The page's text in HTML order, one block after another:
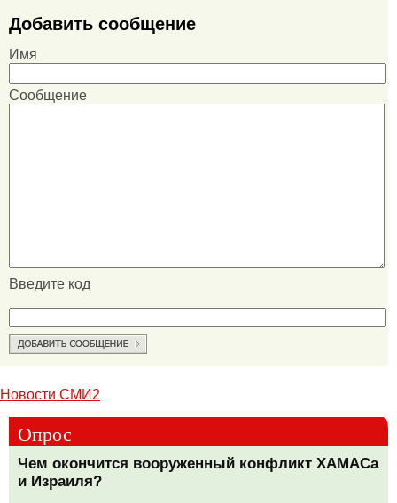
Добавить сообщение
Имя
Сообщение
Введите код
Новости СМИ2
Опрос
Чем окончится вооруженный конфликт ХАМАСа
и Израиля?